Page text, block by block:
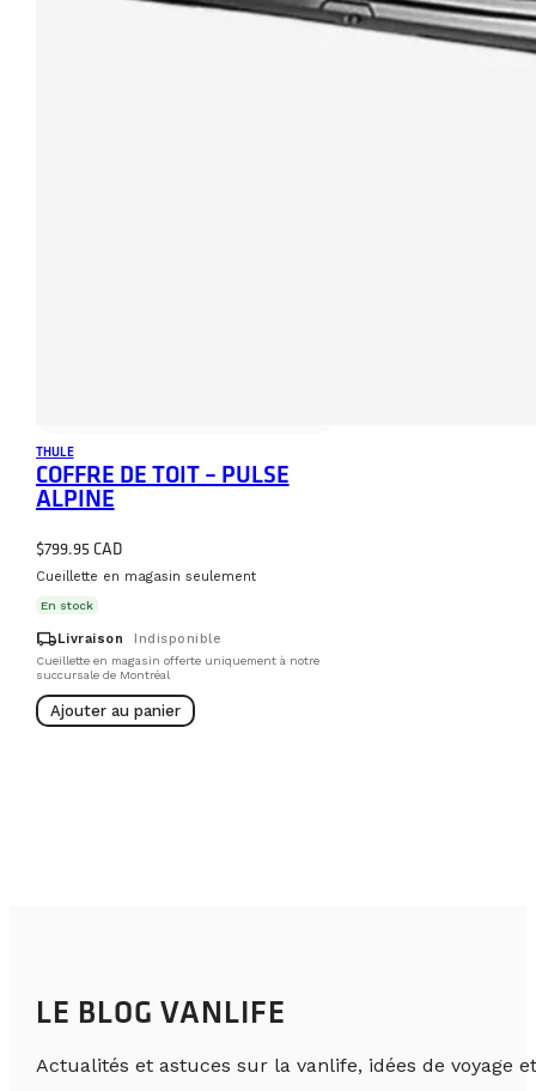
THULE
COFFRE DE TOIT – PULSE
ALPINE
$799.95
Cueillette en magasin seulement
En stock
local_shippingLivraison Indisponible
Cueillette en magasin offerte uniquement à notre
succursale de Montréal
Ajouter au panier
LE BLOG VANLIFE
Actualités et astuces sur la vanlife, idées de voyage